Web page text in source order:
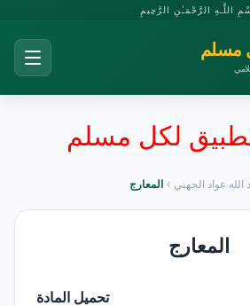
اللَّـهِ الرَّحْمَـٰنِ الرَّحِيمِ
مسلم
لكل مسلم
الله عواد الجهني المعارج
المعارج
تحميل المادة